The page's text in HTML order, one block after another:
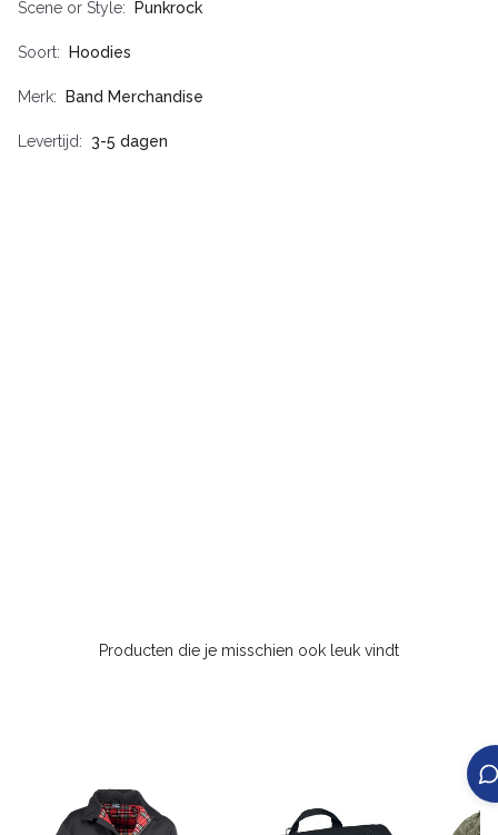
Scene or Style Punkrock
Soort Hoodies
Merk Band Merchandise
Levertijd 3-5 dagen
Producten die je misschien ook leuk vindt